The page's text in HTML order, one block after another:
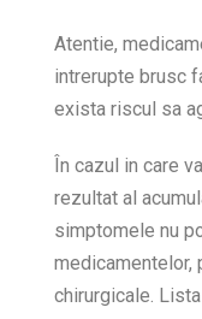
Atentie,
intrerupte brusc
exista riscul sa
În cazul in care
rezultat al
simptomele nu
medicamentelor,
chirurgicale.